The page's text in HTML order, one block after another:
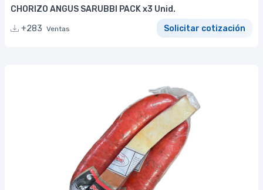
CHORIZO ANGUS SARUBBI PACK x3 Unid.
+283 Ventas Solicitar cotización